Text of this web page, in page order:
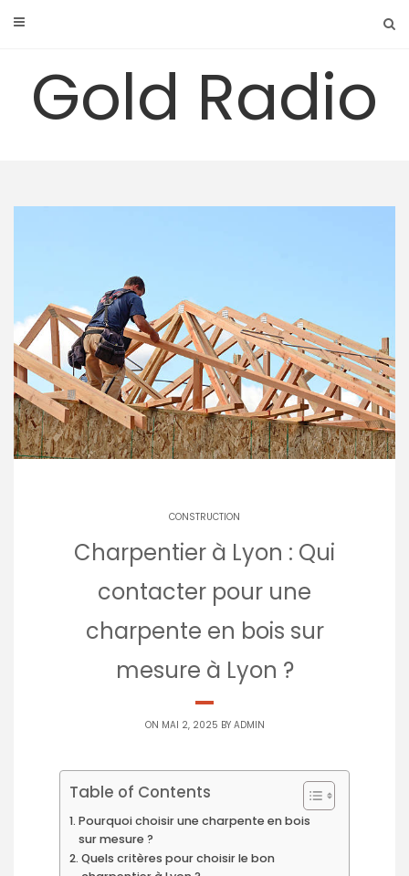
Gold Radio
CONSTRUCTION
Charpentier à Lyon : Qui
contacter pour une
charpente en bois sur
mesure à Lyon ?
ON MAI 2, 2025 BY ADMIN
Table of Contents
Pourquoi choisir une charpente en bois
sur mesure ?
Quels critères pour choisir le bon